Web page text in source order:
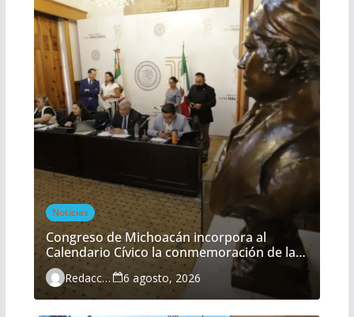
Noticias
Congreso de Michoacán incorpora al
Calendario Cívico la conmemoración de la
Batalla del Fuerte de Cóporo
Redacción 6 agosto, 2026